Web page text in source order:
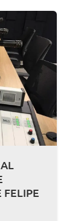
FELIPE